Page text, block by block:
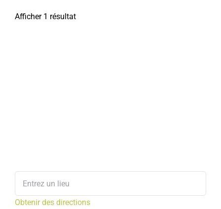
Afficher 1 résultat
Obtenir des directions